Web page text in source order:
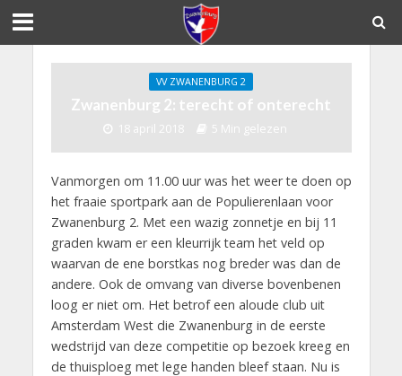
VV ZWANENBURG 2
Zwanenburg 2: terecht of onterecht
18 april 2018 5 Min gelezen
Vanmorgen om 11.00 uur was het weer te doen op
het fraaie sportpark aan de Populierenlaan voor
Zwanenburg 2. Met een wazig zonnetje en bij 11
graden kwam er een kleurrijk team het veld op
waarvan de ene borstkas nog breder was dan de
andere. Ook de omvang van diverse bovenbenen
loog er niet om. Het betrof een aloude club uit
Amsterdam West die Zwanenburg in de eerste
wedstrijd van deze competitie op bezoek kreeg en
de thuisploeg met lege handen bleef staan. Nu is